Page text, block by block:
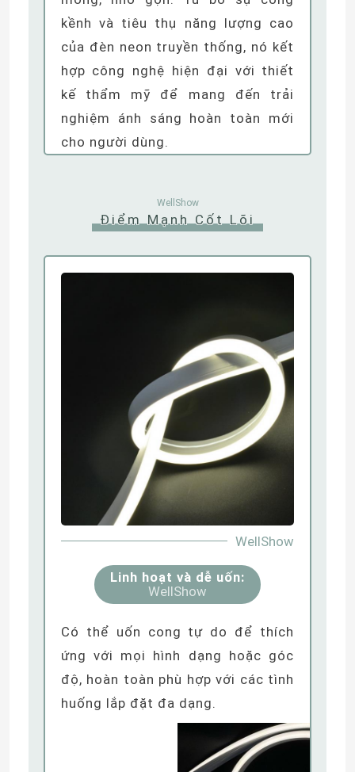
Chúng tôi sẽ gọi lại cho bạn sớm!
Đèn Neon Dải Linh Hoạt
Dải đèn neon silicon
đèn led lõi ngô
Đèn LED dán tường
Đèn LED chiếu sáng dưới kệ
Đường ray đèn LED
dẫn nhôm hồ sơ
đèn led treo tuyến tính
Đèn ngầm LED
kềnh và tiêu thụ năng lượng cao
của đèn neon truyền thống, nó kết
hợp công nghệ hiện đại với thiết
kế thẩm mỹ để mang đến trải
nghiệm ánh sáng hoàn toàn mới
cho người dùng.
WellShow
Điểm Mạnh Cốt Lõi
WellShow
Linh hoạt và dễ uốn:
WellShow
Có thể uốn cong tự do để thích
ứng với mọi hình dạng hoặc góc
độ, hoàn toàn phù hợp với các tình
huống lắp đặt đa dạng.